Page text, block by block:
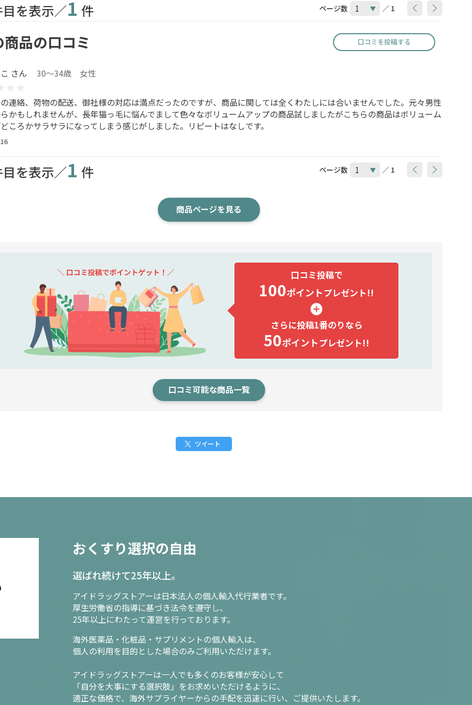
を表示／1 件 ページ数 ／ 1
商品の口コミ 口コミを投稿する
さん 30～34歳 女性
連絡、荷物の配送、御社様の対応は満点だったのですが、商品に関しては全くわたしには合いませんでした。元々男性
かもしれませんが、長年猫っ毛に悩んでまして色々なボリュームアップの商品試しましたがこちらの商品はボリューム
ころかサラサラになってしまう感じがしました。リピートはなしです。
を表示／1 件 ページ数 ／ 1
商品ページを見る
口コミ投稿で
100ポイントプレゼント!!
さらに投稿1番のりなら
50ポイントプレゼント!!
口コミ可能な商品一覧
ツイート
おくすり選択の自由
選ばれ続けて25年以上。
アイドラッグストアーは日本法人の個人輸入代行業者です。
厚生労働省の指導に基づき法令を遵守し、
25年以上にわたって運営を行っております。
海外医薬品・化粧品・サプリメントの個人輸入は、
個人の利用を目的とした場合のみご利用いただけます。
アイドラッグストアーは一人でも多くのお客様が安心して
「自分を大事にする選択肢」をお求めいただけるように、
適正な価格で、海外サプライヤーからの手配を迅速に行い、ご提供いたします。